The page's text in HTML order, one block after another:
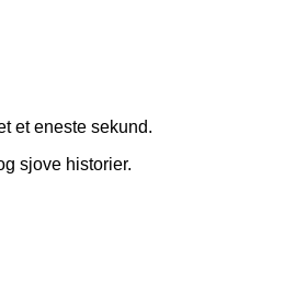
et eneste sekund.
sjove historier.